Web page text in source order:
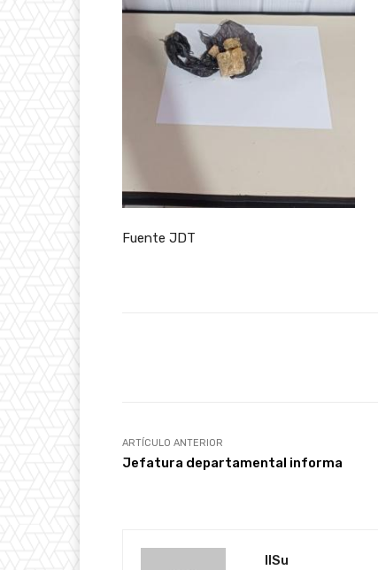
Fuente JDT
ARTÍCULO ANTERIOR
Jefatura departamental informa
IlSu